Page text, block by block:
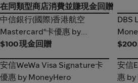
在同類型商店消費並賺現金回贈
中信銀行(國際)香港航空
Mastercard®卡優惠 by
MoneyHero
中信銀行(國際)香港航空
Mastercard®卡優惠 by
MoneyHero
$100 現金回贈
DBS
DBS
$200
安信WeWa Visa Signature卡
優惠 by MoneyHero
安信WeWa Visa Signature卡
優惠 by MoneyHero
安信
惠 by
安信
惠 by